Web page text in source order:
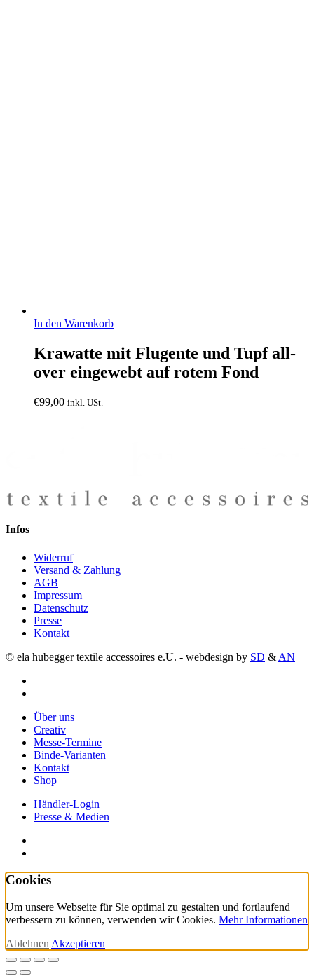
In den Warenkorb
Krawatte mit Flugente und Tupf all-
over eingewebt auf rotem Fond
€99,00 inkl. USt.
Infos
Widerruf
Versand & Zahlung
AGB
Impressum
Datenschutz
Presse
Kontakt
© ela hubegger textile accessoires e.U. - webdesign by SD & AN
Close
Menu
Über uns
Creativ
Messe-Termine
Binde-Varianten
Kontakt
Shop
Händler-Login
Presse & Medien
Cookies
Um unsere Webseite für Sie optimal zu gestalten und fortlaufend
verbessern zu können, verwenden wir Cookies. Mehr Informationen
Ablehnen Akzeptieren